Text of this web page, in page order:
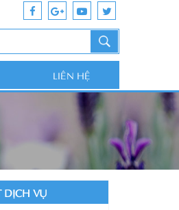
LIÊN HỆ
VỤ